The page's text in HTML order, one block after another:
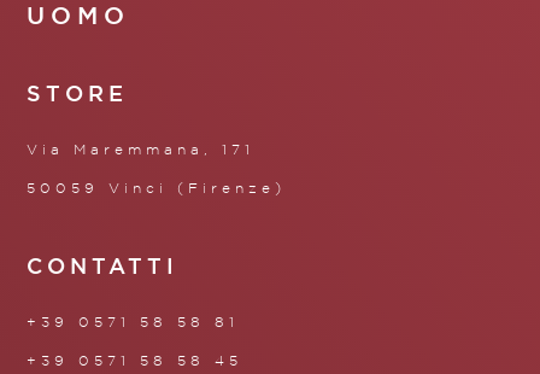
UOMO
STORE
Via Maremmana, 171
50059 Vinci (Firenze)
CONTATTI
+39 0571 58 58 81
+39 0571 58 58 45